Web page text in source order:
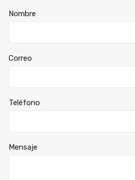
Nombre
Correo
Teléfono
Mensaje